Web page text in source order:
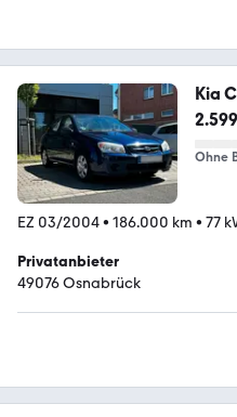
Kia
Ohne
EZ 03/2004• 186.000 km • 77
Privatanbieter
49076 Osnabrück